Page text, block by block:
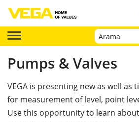
Pumps & Valves
VEGA is presenting new as well as
for measurement of level, point
Use this opportunity to learn